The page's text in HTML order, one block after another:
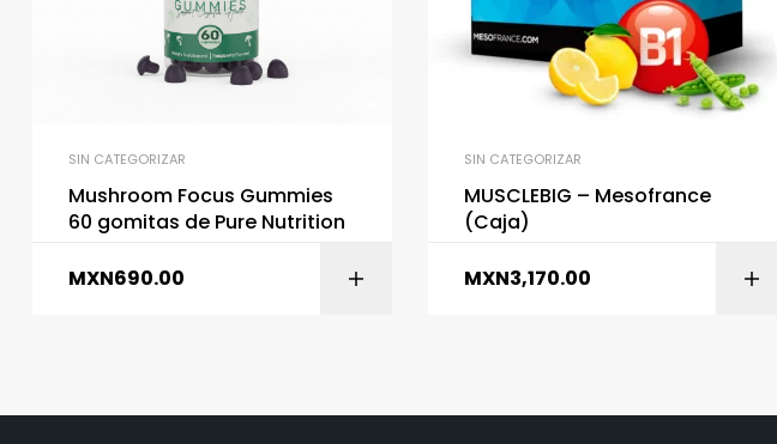
SIN CATEGORIZAR
Mushroom Focus Gummies
60 gomitas de Pure Nutrition
MXN690.00 AÑADIR AL CARRITO
SIN CATEGORIZAR
MUSCLEBIG – Mesofrance
(Caja)
MXN3,170.00